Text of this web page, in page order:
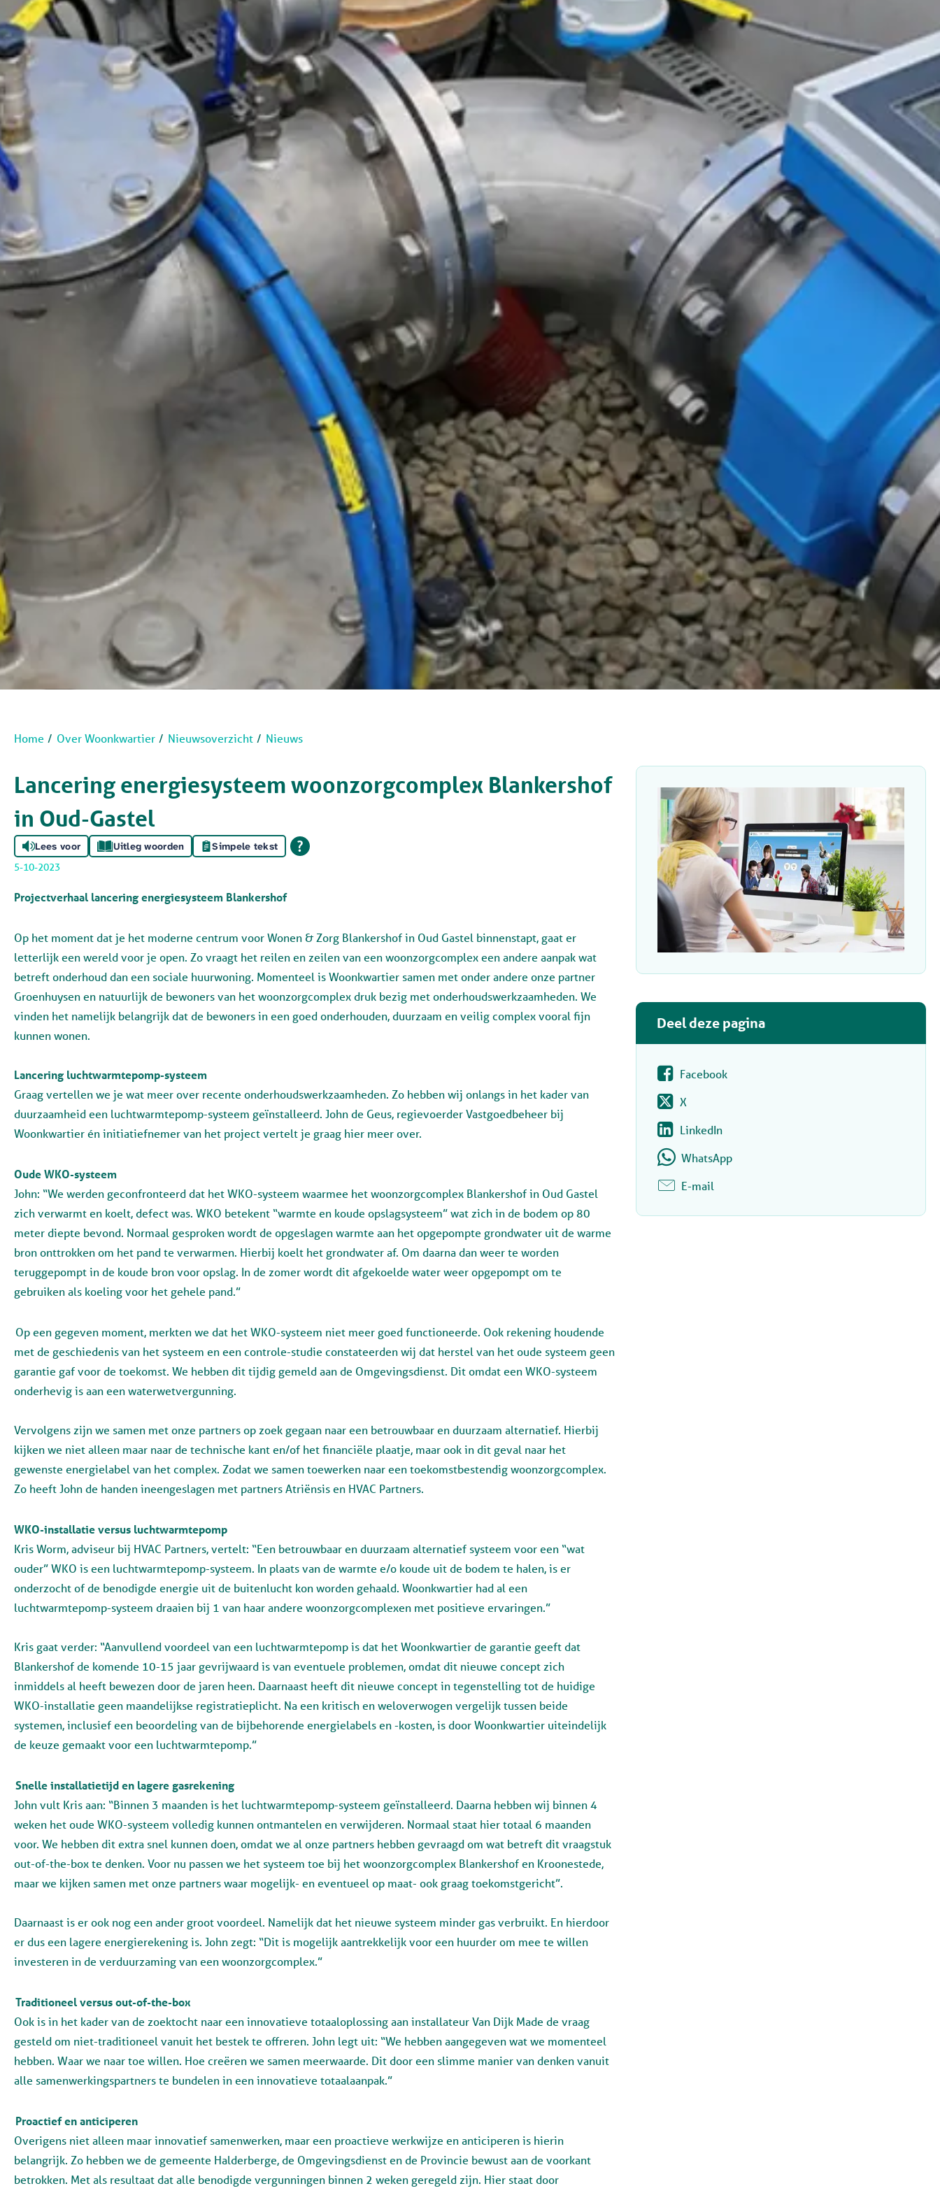
Home Over Woonkwartier Nieuwsoverzicht Nieuws
Lancering energiesysteem woonzorgcomplex Blankershof
in Oud-Gastel
Lees voor Uitleg woorden
Simpele tekst
5-10-2023
Projectverhaal lancering energiesysteem Blankershof
Op het moment dat je het moderne centrum voor Wonen & Zorg Blankershof in Oud Gastel binnenstapt, gaat er
letterlijk een wereld voor je open. Zo vraagt het reilen en zeilen van een woonzorgcomplex een andere aanpak wat
betreft onderhoud dan een sociale huurwoning. Momenteel is Woonkwartier samen met onder andere onze partner
Groenhuysen en natuurlijk de bewoners van het woonzorgcomplex druk bezig met onderhoudswerkzaamheden. We
vinden het namelijk belangrijk dat de bewoners in een goed onderhouden, duurzaam en veilig complex vooral fijn
kunnen wonen.
Lancering luchtwarmtepomp-systeem
Graag vertellen we je wat meer over recente onderhoudswerkzaamheden. Zo hebben wij onlangs in het kader van
duurzaamheid een luchtwarmtepomp-systeem geïnstalleerd. John de Geus, regievoerder Vastgoedbeheer bij
Woonkwartier én initiatiefnemer van het project vertelt je graag hier meer over.
Oude WKO-systeem
John: “We werden geconfronteerd dat het WKO-systeem waarmee het woonzorgcomplex Blankershof in Oud Gastel
zich verwarmt en koelt, defect was. WKO betekent “warmte en koude opslagsysteem”wat zich in de bodem op 80
meter diepte bevond. Normaal gesproken wordt de opgeslagen warmte aan het opgepompte grondwater uit de warme
bron onttrokken om het pand te verwarmen. Hierbij koelt het grondwater af. Om daarna dan weer te worden
teruggepompt in de koude bron voor opslag. In de zomer wordt dit afgekoelde water weer opgepompt om te
gebruiken als koeling voor het gehele pand.”
Op een gegeven moment, merkten we dat het WKO-systeem niet meer goed functioneerde. Ook rekening houdende
met de geschiedenis van het systeem en een controle-studie constateerden wij dat herstel van het oude systeem geen
garantie gaf voor de toekomst. We hebben dit tijdig gemeld aan de Omgevingsdienst. Dit omdat een WKO-systeem
onderhevig is aan een waterwetvergunning.
Vervolgens zijn we samen met onze partners op zoek gegaan naar een betrouwbaar en duurzaam alternatief. Hierbij
kijken we niet alleen maar naar de technische kant en/of het financiële plaatje, maar ook in dit geval naar het
gewenste energielabel van het complex. Zodat we samen toewerken naar een toekomstbestendig woonzorgcomplex.
Zo heeft John de handen ineengeslagen met partners Atriënsis en HVAC Partners.
WKO-installatie versus luchtwarmtepomp
Kris Worm, adviseur bij HVAC Partners, vertelt: “Een betrouwbaar en duurzaam alternatief systeem voor een “wat
ouder” WKO is een luchtwarmtepomp-systeem. In plaats van de warmte e/o koude uit de bodem te halen, is er
onderzocht of de benodigde energie uit de buitenlucht kon worden gehaald. Woonkwartier had al een
luchtwarmtepomp-systeem draaien bij 1 van haar andere woonzorgcomplexen met positieve ervaringen.”
Kris gaat verder: “Aanvullend voordeel van een luchtwarmtepomp is dat het Woonkwartier de garantie geeft dat
Blankershof de komende 10-15 jaar gevrijwaard is van eventuele problemen, omdat dit nieuwe concept zich
inmiddels al heeft bewezen door de jaren heen. Daarnaast heeft dit nieuwe concept in tegenstelling tot de huidige
WKO-installatie geen maandelijkse registratieplicht. Na een kritisch en weloverwogen vergelijk tussen beide
systemen, inclusief een beoordeling van de bijbehorende energielabels en -kosten, is door Woonkwartier uiteindelijk
de keuze gemaakt voor een luchtwarmtepomp.”
Snelle installatietijd en lagere gasrekening
John vult Kris aan: “Binnen 3 maanden is het luchtwarmtepomp-systeem geïnstalleerd. Daarna hebben wij binnen 4
weken het oude WKO-systeem volledig kunnen ontmantelen en verwijderen. Normaal staat hier totaal 6 maanden
voor. We hebben dit extra snel kunnen doen, omdat we al onze partners hebben gevraagd om wat betreft dit vraagstuk
out-of-the-box te denken. Voor nu passen we het systeem toe bij het woonzorgcomplex Blankershof en Kroonestede,
maar we kijken samen met onze partners waar mogelijk- en eventueel op maat- ook graag toekomstgericht”.
Daarnaast is er ook nog een ander groot voordeel. Namelijk dat het nieuwe systeem minder gas verbruikt. En hierdoor
er dus een lagere energierekening is. John zegt: “Dit is mogelijk aantrekkelijk voor een huurder om mee te willen
investeren in de verduurzaming van een woonzorgcomplex.”
Traditioneel versus out-of-the-box
Ook is in het kader van de zoektocht naar een innovatieve totaaloplossing aan installateur Van Dijk Made de vraag
gesteld om niet-traditioneel vanuit het bestek te offreren. John legt uit: “We hebben aangegeven wat we momenteel
hebben. Waar we naar toe willen. Hoe creëren we samen meerwaarde. Dit door een slimme manier van denken vanuit
alle samenwerkingspartners te bundelen in een innovatieve totaalaanpak.”
Proactief en anticiperen
Overigens niet alleen maar innovatief samenwerken, maar een proactieve werkwijze en anticiperen is hierin
belangrijk. Zo hebben we de gemeente Halderberge, de Omgevingsdienst en de Provincie bewust aan de voorkant
betrokken. Met als resultaat dat alle benodigde vergunningen binnen 2 weken geregeld zijn. Hier staat door
Deel deze pagina
Facebook
X
LinkedIn
WhatsApp
E-mail